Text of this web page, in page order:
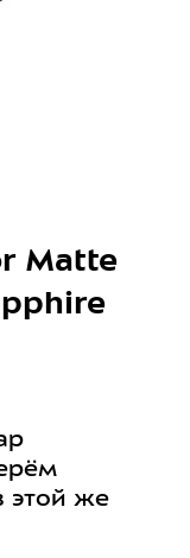
Matte
этой же